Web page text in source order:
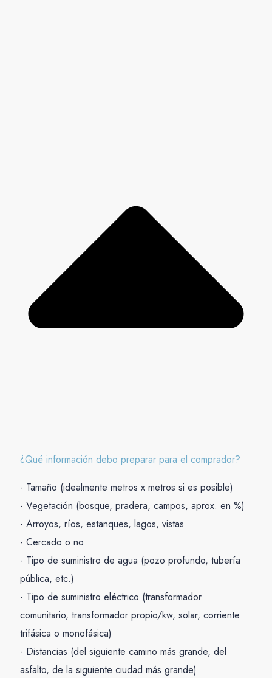
¿Qué información debo preparar para el comprador?
- Tamaño (idealmente metros x metros si es posible)
- Vegetación (bosque, pradera, campos, aprox. en %)
- Arroyos, ríos, estanques, lagos, vistas
- Cercado o no
- Tipo de suministro de agua (pozo profundo, tubería
pública, etc.)
- Tipo de suministro eléctrico (transformador
comunitario, transformador propio/kw, solar, corriente
trifásica o monofásica)
- Distancias (del siguiente camino más grande, del
asfalto, de la siguiente ciudad más grande)